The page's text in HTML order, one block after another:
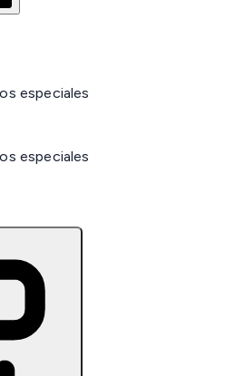
especiales
especiales